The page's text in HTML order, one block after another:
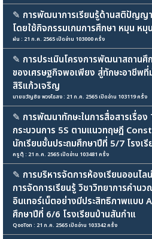
✎ การพัฒนาการเรียนรู้ด้านสติปัญญ
โดยใช้กิจกรรมเกมการศึกษา หมุน
ฝน : 21 ก.ค. 2565 เปิดอ่าน 103000 ครั้ง
✎ การประเมินโครงการพัฒนาสถาน
ของเศรษฐกิจพอเพียง สู่ทักษะอาชีพ
สิริแก้วเจริญ
นายขวัญชัย พวงไธสง : 21 ก.ค. 2565 เปิดอ่าน 103119 ครั้ง
✎ การพัฒนาทักษะในการสื่อสารเรื่อ
กระบวนการ 5S ตามแนวทฤษฎี
นักเรียนชั้นประถมศึกษาปีที่ 5/7 โรงเ
ครูตุ๊ : 21 ก.ค. 2565 เปิดอ่าน 103481 ครั้ง
✎ การบริหารจัดการห้องเรียนออนไ
การจัดการเรียนรู้ วิชาวิทยาการคำนว
อินเทอร์เน็ตอย่างมีประสิทธิภาพแบบ
ศึกษาปีที่ 6/6 โรงเรียนบ้านสันกำแ
QooTon : 21 ก.ค. 2565 เปิดอ่าน 103342 ครั้ง